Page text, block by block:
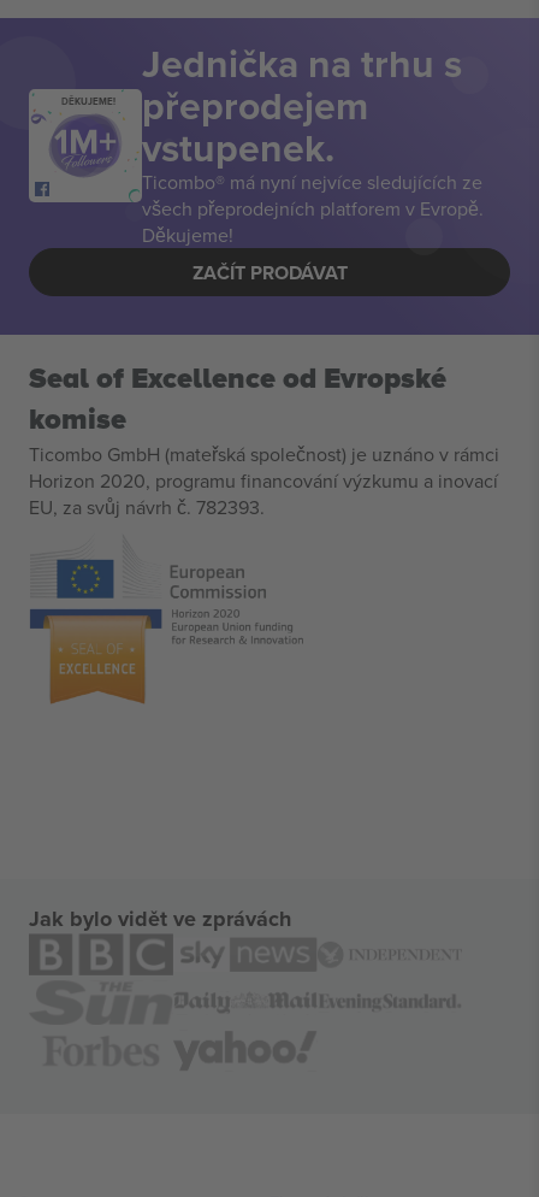
DĚKUJEME!
Jednička na trhu s
přeprodejem
vstupenek.
Ticombo® má nyní nejvíce sledujících ze
všech přeprodejních platforem v Evropě.
Děkujeme!
ZAČÍT PRODÁVAT
Seal of Excellence od Evropské
komise
Ticombo GmbH (mateřská společnost) je uznáno v rámci
Horizon 2020, programu financování výzkumu a inovací
EU, za svůj návrh č. 782393.
Jak bylo vidět ve zprávách